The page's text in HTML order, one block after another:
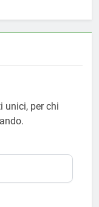
unici, per chi